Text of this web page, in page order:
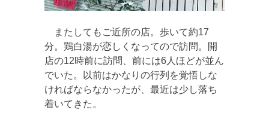
またしてもご近所の店。歩いて約17
分。鶏白湯が恋しくなってので訪問。開
店の12時前に訪問、前には6人ほどが並ん
でいた。以前はかなりの行列を覚悟しな
ければならなかったが、最近は少し落ち
着いてきた。